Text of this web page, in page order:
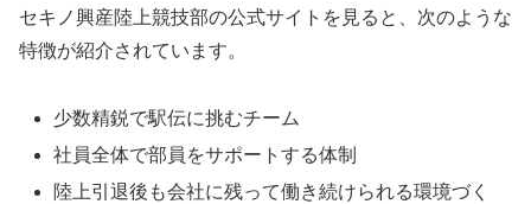
セキノ興産陸上競技部の公式サイトを見ると、次のような
特徴が紹介されています。
少数精鋭で駅伝に挑むチーム
社員全体で部員をサポートする体制
陸上引退後も会社に残って働き続けられる環境づく